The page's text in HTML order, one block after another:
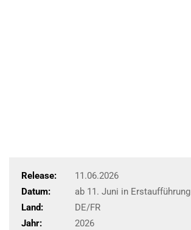
Release:
11.06.2026
Datum:
ab 11. Juni in Erstaufführung
Land:
DE/FR
Jahr:
2026